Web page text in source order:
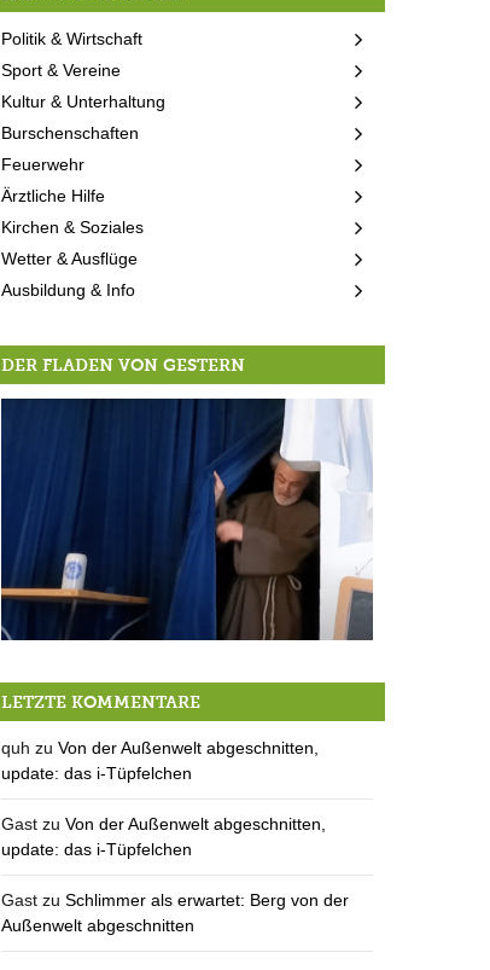
Politik & Wirtschaft
Sport & Vereine
Kultur & Unterhaltung
Burschenschaften
Feuerwehr
Ärztliche Hilfe
Kirchen & Soziales
Wetter & Ausflüge
Ausbildung & Info
DER FLADEN VON GESTERN
LETZTE KOMMENTARE
quh zuVon der Außenwelt abgeschnitten,
update: das i-Tüpfelchen
Gast zuVon der Außenwelt abgeschnitten,
update: das i-Tüpfelchen
Gast zuSchlimmer als erwartet: Berg von der
Außenwelt abgeschnitten